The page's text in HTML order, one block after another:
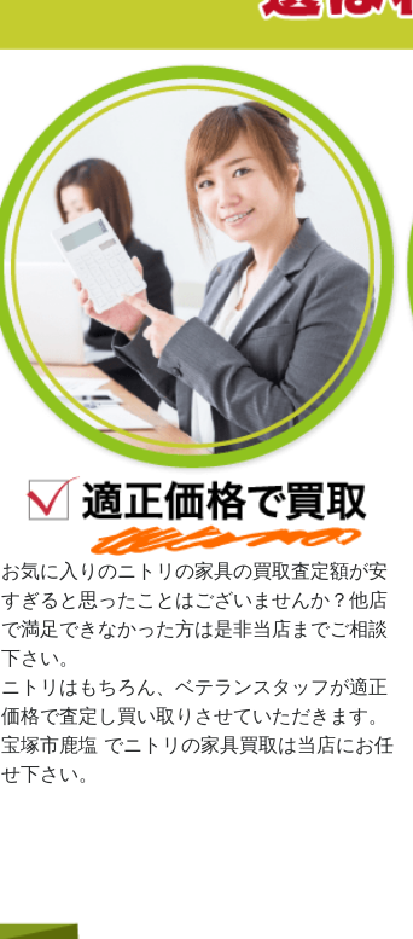
お気に入りのニトリの家具の買取査定額が安
すぎると思ったことはございませんか？他店
で満足できなかった方は是非当店までご相談
下さい。
ニトリはもちろん、ベテランスタッフが適正
価格で査定し買い取りさせていただきます。
宝塚市鹿塩 でニトリの家具買取は当店にお任
せ下さい。